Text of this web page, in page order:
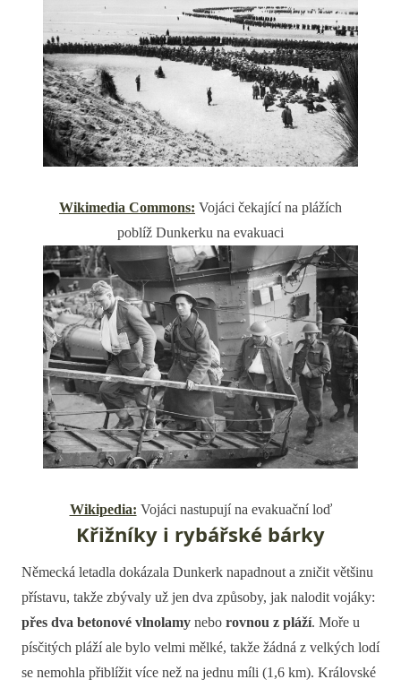
Wikimedia Commons: Vojáci čekající na plážích
poblíž Dunkerku na evakuaci
Wikipedia: Vojáci nastupují na evakuační loď
Křižníky i rybářské bárky
Německá letadla dokázala Dunkerk napadnout a zničit většinu
přístavu, takže zbývaly už jen dva způsoby, jak nalodit vojáky:
přes dva betonové vlnolamy nebo rovnou z pláží. Moře u
písčitých pláží ale bylo velmi mělké, takže žádná z velkých lodí
se nemohla přiblížit více než na jednu míli (1,6 km). Královské